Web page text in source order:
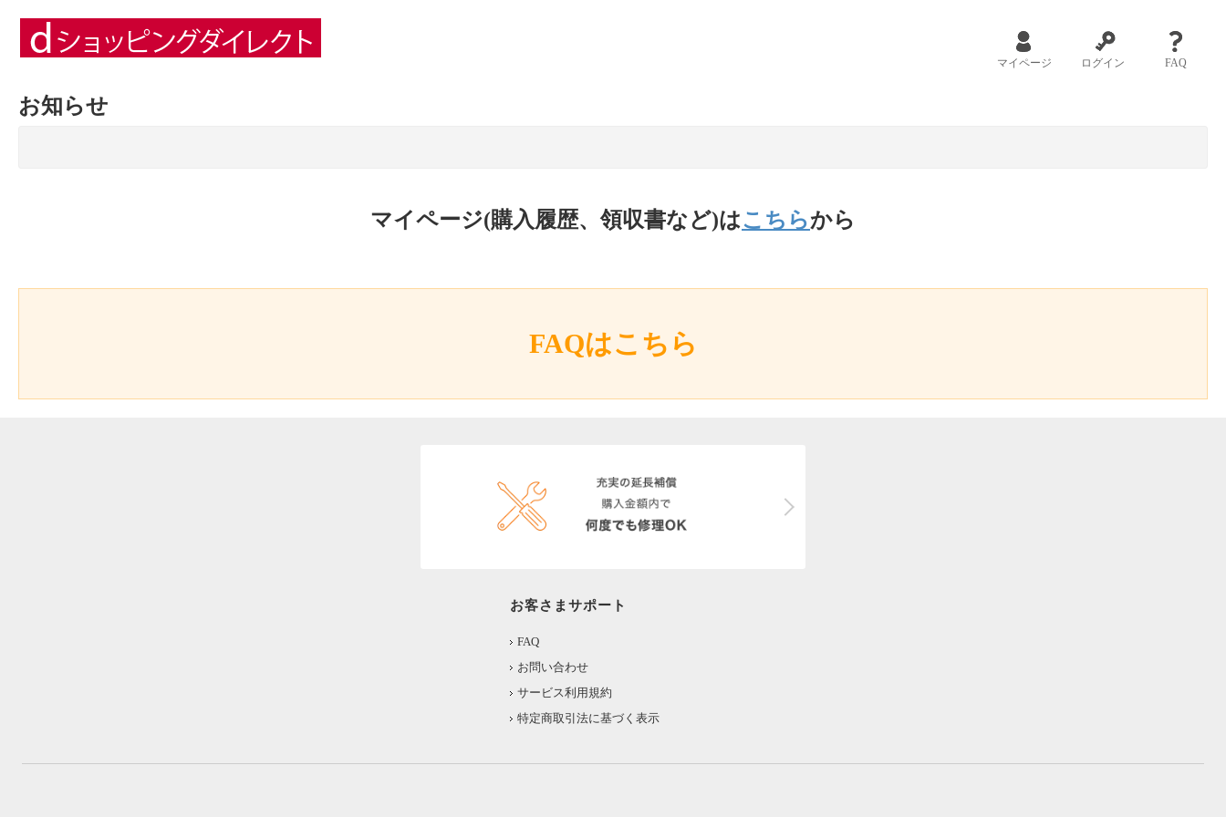
マイページ ログイン FAQ
お知らせ
マイページ(購入履歴、領収書など)はこちらから
FAQはこちら
お客さまサポート
FAQ
お問い合わせ
サービス利用規約
特定商取引法に基づく表示